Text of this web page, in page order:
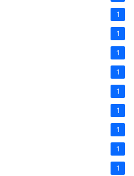
1
1
1
1
1
1
1
1
1